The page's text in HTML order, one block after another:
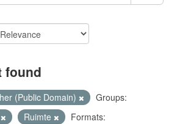
found
(Public Domain)
Groups:
Ruimte
Formats: